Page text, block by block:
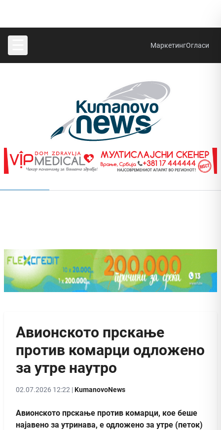
МаркетингОгласи
Авионското прскање
против комарци одложено
за утре наутро
02.07.2026 12:22 |KumanovoNews
Авионското прскање против комарци, кое беше
најавено за утринава, е одложено за утре (петок)